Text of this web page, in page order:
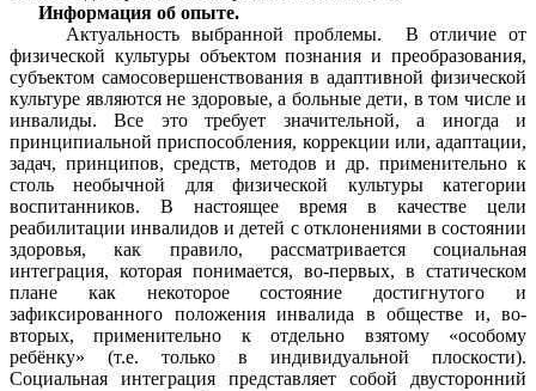
Информация об опыте.
Актуальность выбранной проблемы. В отличие от
физической культуры объектом познания и преобразования,
субъектом самосовершенствования в адаптивной физической
культуре являются не здоровые, а больные дети, в том числе и
инвалиды. Все это требует значительной, а иногда и
принципиальной приспособления, коррекции или, адаптации,
задач, принципов, средств, методов и др. применительно к
столь необычной для физической культуры категории
воспитанников. В настоящее время в качестве цели
реабилитации инвалидов и детей с отклонениями в состоянии
здоровья, как правило, рассматривается социальная
интеграция, которая понимается, во-первых, в статическом
плане как некоторое состояние достигнутого и
зафиксированного положения инвалида в обществе и, во-
вторых, применительно к отдельно взятому «особому
ребёнку» (т.е. только в индивидуальной плоскости).
Социальная интеграция представляет собой двусторонний